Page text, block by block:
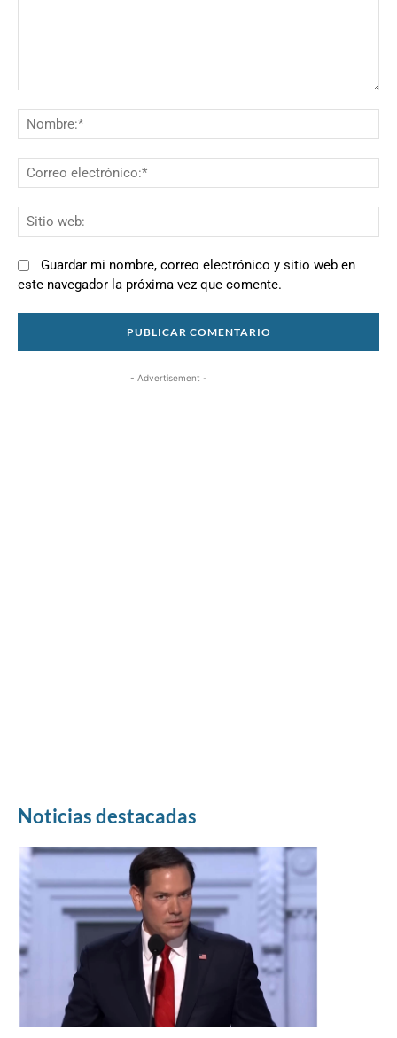
Guardar mi nombre, correo electrónico y sitio web en
este navegador la próxima vez que comente.
- Advertisement -
Noticias destacadas